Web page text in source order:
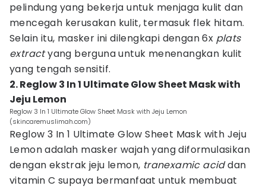
pelindung yang bekerja untuk menjaga kulit dan
mencegah kerusakan kulit, termasuk flek hitam.
Selain itu, masker ini dilengkapi dengan 6x plats
extractyang berguna untuk menenangkan kulit
yang tengah sensitif.
2. Reglow 3 In 1 Ultimate Glow Sheet Mask with
Jeju Lemon
Reglow 3 In 1 Ultimate Glow Sheet Mask with Jeju Lemon
(skincaremuslimah.com)
Reglow 3 In 1 Ultimate Glow Sheet Mask with Jeju
Lemon adalah masker wajah yang diformulasikan
dengan ekstrak jeju lemon, tranexamic aciddan
vitamin C supaya bermanfaat untuk membuat